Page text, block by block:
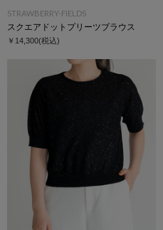
STRAWBERRY-FIELDS
スクエアドットプリーツブラウス
￥14,300(税込)